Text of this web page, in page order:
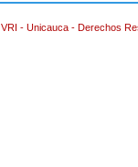
VRI - Unicauca - Derechos